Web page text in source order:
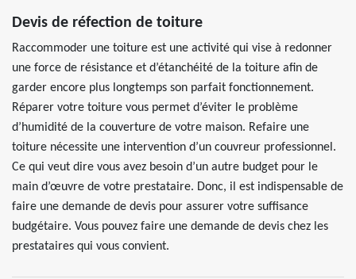
Devis de réfection de toiture
Raccommoder une toiture est une activité qui vise à redonner
une force de résistance et d’étanchéité de la toiture afin de
garder encore plus longtemps son parfait fonctionnement.
Réparer votre toiture vous permet d’éviter le problème
d’humidité de la couverture de votre maison. Refaire une
toiture nécessite une intervention d’un couvreur professionnel.
Ce qui veut dire vous avez besoin d’un autre budget pour le
main d’œuvre de votre prestataire. Donc, il est indispensable de
faire une demande de devis pour assurer votre suffisance
budgétaire. Vous pouvez faire une demande de devis chez les
prestataires qui vous convient.